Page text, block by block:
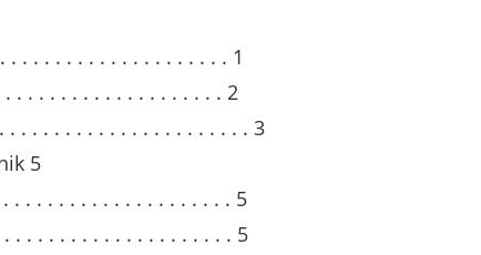
. . . . . . . . . . . . . . . . . . . 1
. . . . . . . . . . . . . . . . . . . 2
. . . . . . . . . . . . . . . . . . . . . 3
5
. . . . . . . . . . . . . . . . . . . 5
. . . . . . . . . . . . . . . . . . . 5